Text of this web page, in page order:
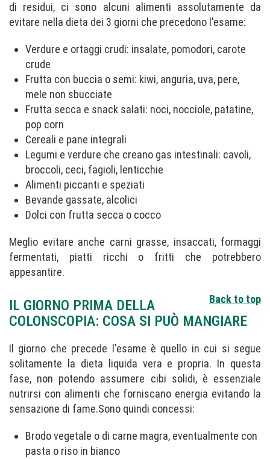
di residui, ci sono alcuni alimenti assolutamente da
evitare nella dieta dei 3 giorni che precedono l'esame:
Verdure e ortaggi crudi: insalate, pomodori, carote
crude
Frutta con buccia o semi: kiwi, anguria, uva, pere,
mele non sbucciate
Frutta secca e snack salati: noci, nocciole, patatine,
pop corn
Cereali e pane integrali
Legumi e verdure che creano gas intestinali: cavoli,
broccoli, ceci, fagioli, lenticchie
Alimenti piccanti e speziati
Bevande gassate, alcolici
Dolci con frutta secca o cocco
Meglio evitare anche carni grasse, insaccati, formaggi
fermentati, piatti ricchi o fritti che potrebbero
appesantire.
Back to top
IL GIORNO PRIMA DELLA
COLONSCOPIA: COSA SI PUÒ MANGIARE
Il giorno che precede l'esame è quello in cui si segue
solitamente la dieta liquida vera e propria. In questa
fase, non potendo assumere cibi solidi, è essenziale
nutrirsi con alimenti che forniscano energia evitando la
sensazione di fame.Sono quindi concessi:
Brodo vegetale o di carne magra, eventualmente con
pasta o riso in bianco